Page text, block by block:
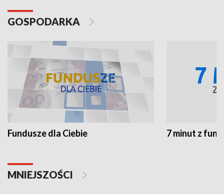
GOSPODARKA
Fundusze dla Ciebie 7 minut z
MNIEJSZOŚCI